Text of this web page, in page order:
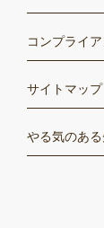
コンプライ
サイトマップ
やる気のあ